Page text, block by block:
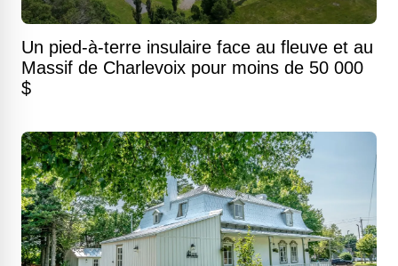
Un pied-à-terre insulaire face au fleuve et au
Massif de Charlevoix pour moins de 50 000
$